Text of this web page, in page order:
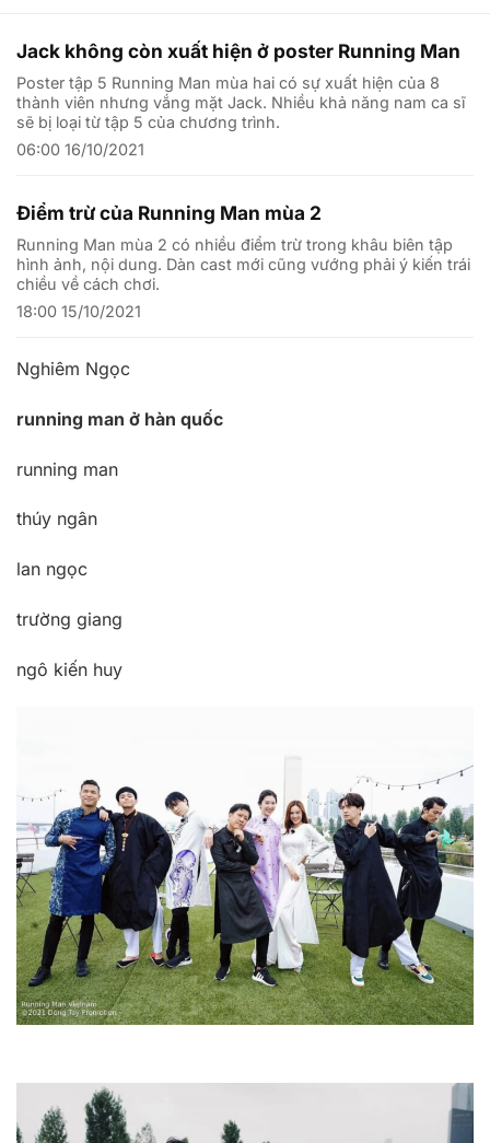
Jack không còn xuất hiện ở poster Running Man
Poster tập 5 Running Man mùa hai có sự xuất hiện của 8
thành viên nhưng vắng mặt Jack. Nhiều khả năng nam ca sĩ
sẽ bị loại từ tập 5 của chương trình.
06:00 16/10/2021
Điểm trừ của Running Man mùa 2
Running Man mùa 2 có nhiều điểm trừ trong khâu biên tập
hình ảnh, nội dung. Dàn cast mới cũng vướng phải ý kiến trái
chiều về cách chơi.
18:00 15/10/2021
Nghiêm Ngọc
running man ở hàn quốc
running man
thúy ngân
lan ngọc
trường giang
ngô kiến huy